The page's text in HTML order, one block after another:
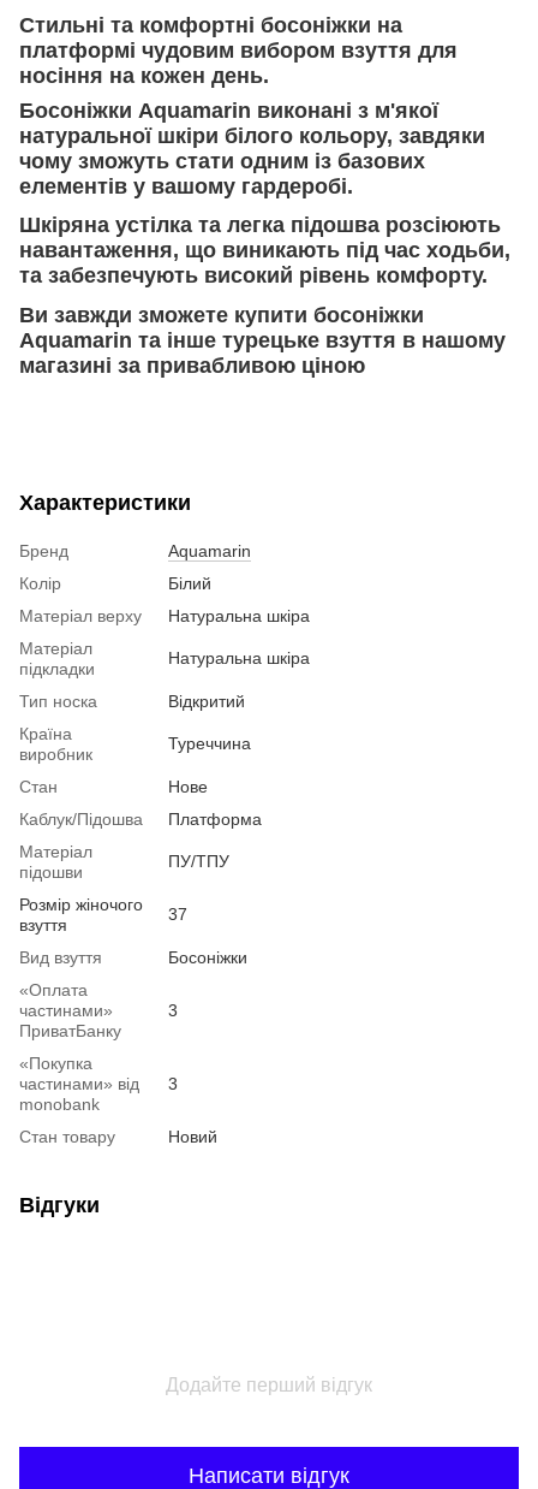
Стильні та комфортні босоніжки на
платформі чудовим вибором взуття для
носіння на кожен день.
Босоніжки Aquamarin виконані з м'якої
натуральної шкіри білого кольору, завдяки
чому зможуть стати одним із базових
елементів у вашому гардеробі.
Шкіряна устілка та легка підошва розсіюють
навантаження, що виникають під час ходьби,
та забезпечують високий рівень комфорту.
Ви завжди зможете купити босоніжки
Aquamarin та інше турецьке взуття в нашому
магазині за привабливою ціною
Характеристики
Бренд
Aquamarin
Колір
Білий
Матеріал верху
Натуральна шкіра
Матеріал
підкладки
Натуральна шкіра
Тип носка
Відкритий
Країна
виробник
Туреччина
Стан
Нове
Каблук/Підошва
Платформа
Матеріал
підошви
ПУ/ТПУ
Розмір жіночого
взуття
37
Вид взуття
Босоніжки
«Оплата
частинами»
ПриватБанку
3
«Покупка
частинами» від
monobank
3
Стан товару Новий
Відгуки
Додайте перший відгук
Написати відгук